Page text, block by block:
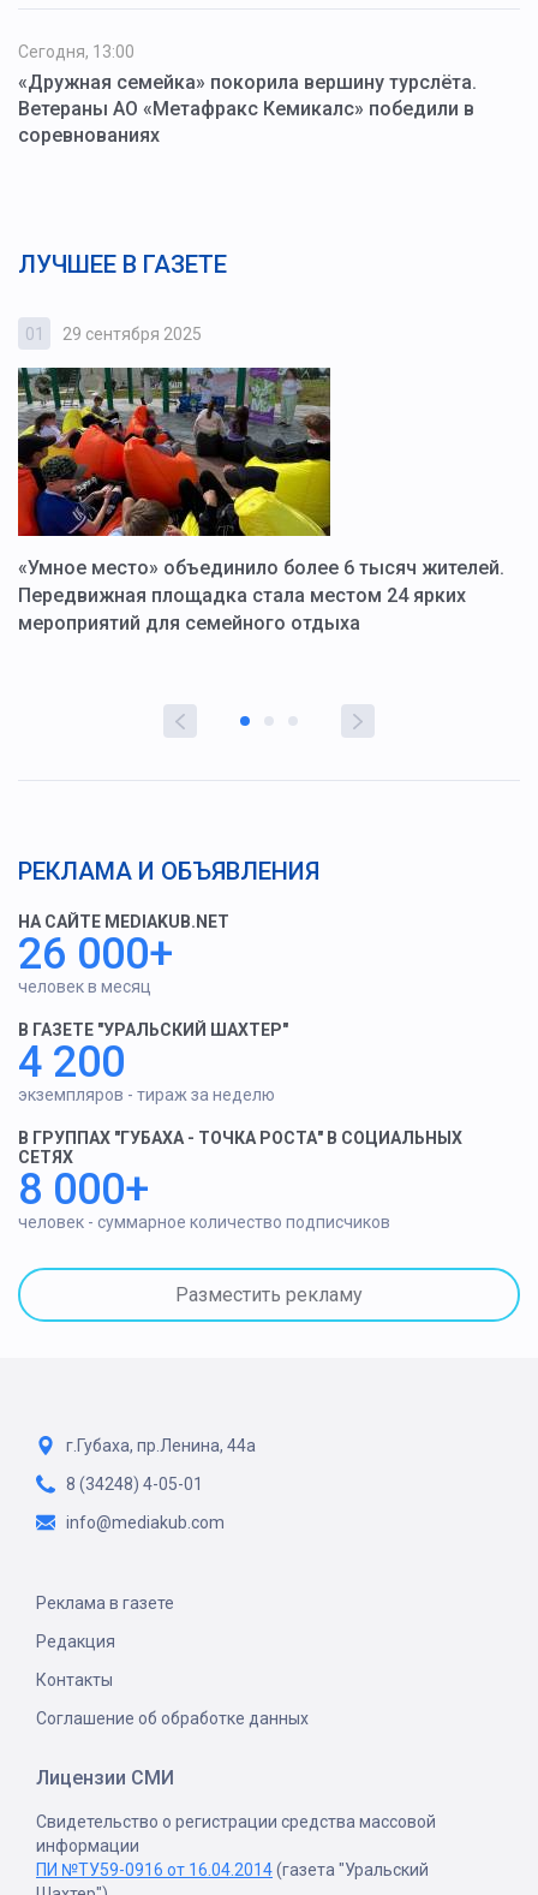
Сегодня, 13:00
«Дружная семейка» покорила вершину турслёта.
Ветераны АО «Метафракс Кемикалс» победили в
соревнованиях
ЛУЧШЕЕ В ГАЗЕТЕ
01 29 сентября 2025
«Умное место» объединило более 6 тысяч жителей.
Передвижная площадка стала местом 24 ярких
мероприятий для семейного отдыха
РЕКЛАМА И ОБЪЯВЛЕНИЯ
НА САЙТЕ MEDIAKUB.NET
26 000+
человек в месяц
В ГАЗЕТЕ "УРАЛЬСКИЙ ШАХТЕР"
4 200
экземпляров - тираж за неделю
В ГРУППАХ "ГУБАХА - ТОЧКА РОСТА" В СОЦИАЛЬНЫХ
СЕТЯХ
8 000+
человек - суммарное количество подписчиков
Разместить рекламу
г.Губаха, пр.Ленина, 44а
8 (34248) 4-05-01
info@mediakub.com
Реклама в газете
Редакция
Контакты
Соглашение об обработке данных
Лицензии СМИ
Свидетельство о регистрации средства массовой
информации
ПИ №ТУ59-0916 от 16.04.2014(газета "Уральский